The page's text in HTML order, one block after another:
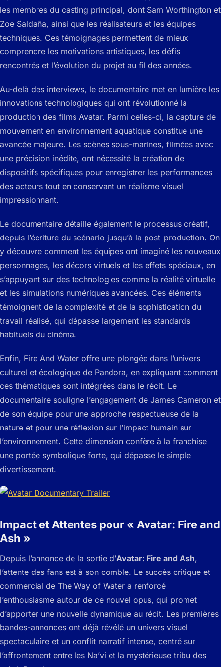
les membres du casting principal, dont Sam Worthington et
Zoe Saldaña, ainsi que les réalisateurs et les équipes
techniques. Ces témoignages permettent de mieux
comprendre les motivations artistiques, les défis
rencontrés et l’évolution du projet au fil des années.
Au-delà des interviews, le documentaire met en lumière les
innovations technologiques qui ont révolutionné la
production des films Avatar. Parmi celles-ci, la capture de
mouvement en environnement aquatique constitue une
avancée majeure. Les scènes sous-marines, filmées avec
une précision inédite, ont nécessité la création de
dispositifs spécifiques pour enregistrer les performances
des acteurs tout en conservant un réalisme visuel
impressionnant.
Le documentaire détaille également le processus créatif,
depuis l’écriture du scénario jusqu’à la post-production. On
y découvre comment les équipes ont imaginé les nouveaux
personnages, les décors virtuels et les effets spéciaux, en
s’appuyant sur des technologies comme la réalité virtuelle
et les simulations numériques avancées. Ces éléments
témoignent de la complexité et de la sophistication du
travail réalisé, qui dépasse largement les standards
habituels du cinéma.
Enfin, Fire And Water offre une plongée dans l’univers
culturel et écologique de Pandora, en expliquant comment
ces thématiques sont intégrées dans le récit. Le
documentaire souligne l’engagement de James Cameron et
de son équipe pour une approche respectueuse de la
nature et pour une réflexion sur l’impact humain sur
l’environnement. Cette dimension confère à la franchise
une portée symbolique forte, qui dépasse le simple
divertissement.
Impact et Attentes pour « Avatar: Fire and
Ash »
Depuis l’annonce de la sortie d’Avatar: Fire and Ash,
l’attente des fans est à son comble. Le succès critique et
commercial de The Way of Water a renforcé
l’enthousiasme autour de ce nouvel opus, qui promet
d’apporter une nouvelle dynamique au récit. Les premières
bandes-annonces ont déjà révélé un univers visuel
spectaculaire et un conflit narratif intense, centré sur
l’affrontement entre les Na’vi et la mystérieuse tribu des